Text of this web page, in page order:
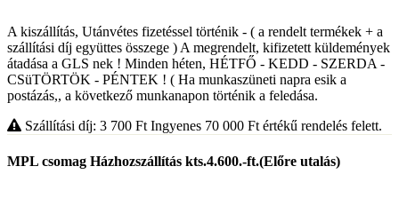
A kiszállítás, Utánvétes fizetéssel történik - ( a rendelt termékek + a
szállítási díj együttes összege ) A megrendelt, kifizetett küldemények
átadása a GLS nek ! Minden héten, HÉTFŐ - KEDD - SZERDA -
CSüTÖRTÖK - PÉNTEK ! ( Ha munkaszüneti napra esik a
postázás,, a következő munkanapon történik a feledása.
Szállítási díj: 3 700 Ft Ingyenes 70 000 Ft értékű rendelés felett.
MPL csomag Házhozszállítás kts.4.600.-ft.(Előre utalás)